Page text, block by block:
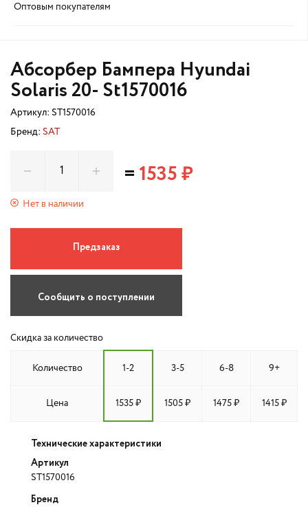
Оптовым покупателям
Абсорбер Бампера Hyundai
Solaris 20- St1570016
Артикул: ST1570016
Бренд: SAT
Нет в наличии
=1535 ₽
Предзаказ
Сообщить о поступлении
Скидка за количество
Количество 1-2 3-5 6-8 9+
Цена 1535 ₽ 1505 ₽ 1475 ₽ 1415 ₽
Технические характеристики
Артикул
ST1570016
Бренд